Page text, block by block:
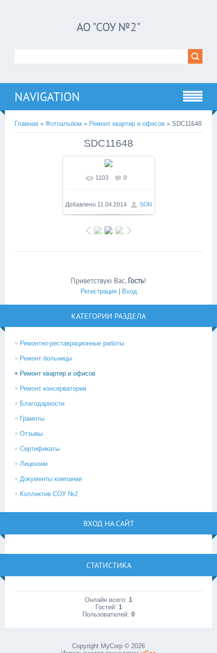
АО "СОУ №2"
NAVIGATION
Главная » Фотоальбом » Ремонт квартир и офисов » SDC11648
SDC11648
В реальном размере
1024x768/ 97.5Kb
1103 0
Добавлено 11.04.2014 SON
Приветствую Вас, Гость!
Регистрация| Вход
КАТЕГОРИИ РАЗДЕЛА
Ремонтно-реставрационные работы
Ремонт больницы
Ремонт квартир и офисов
Ремонт консерватории
Благодарности
Грамоты
Отзывы
Сертификаты
Лицензии
Документы компании
Коллектив СОУ №2
ВХОД НА САЙТ
СТАТИСТИКА
Онлайн всего: 1
Гостей: 1
Пользователей: 0
Copyright MyCorp © 2026